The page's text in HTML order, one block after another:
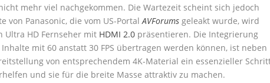
mehr viel nachgekommen. Die Wartezeit scheint sich jedoch
von Panasonic, die vom US-PortalAVForums geleakt wurde, wird
Ultra HD Fernseher mit HDMI 2.0 präsentieren. Die Integrierung
mit 60 anstatt 30 FPS übertragen werden können, ist neben
von entsprechendem 4K-Material ein essenzieller
und sie für die breite Masse attraktiv zu machen.